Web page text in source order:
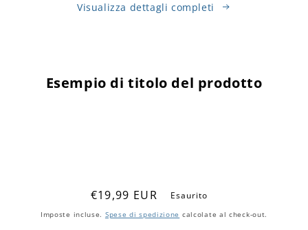
Visualizza dettagli completi
informazioni
sul prodotto
Esempio di titolo del prodotto
Prezzo
di
€19,99 EUR Esaurito
Imposte incluse. Spese di spedizione calcolate al check-out.